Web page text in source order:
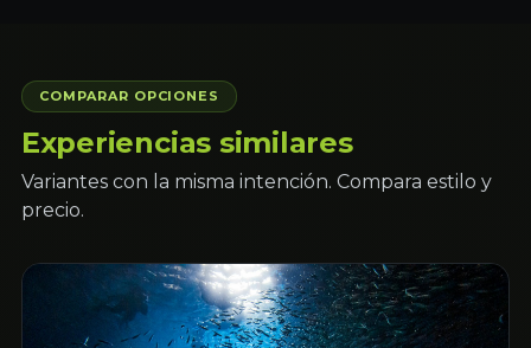
COMPARAR OPCIONES
Experiencias similares
Variantes con la misma intención. Compara estilo y
precio.